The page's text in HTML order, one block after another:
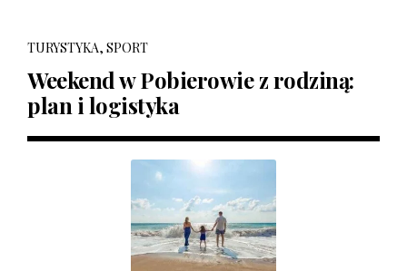
TURYSTYKA, SPORT
Weekend w Pobierowie z rodziną:
plan i logistyka